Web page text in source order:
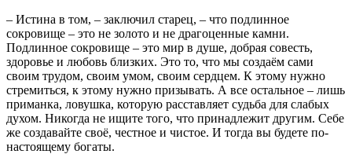
– Истина в том, – заключил старец, – что подлинное
сокровище – это не золото и не драгоценные камни.
Подлинное сокровище – это мир в душе, добрая совесть,
здоровье и любовь близких. Это то, что мы создаём сами
своим трудом, своим умом, своим сердцем. К этому нужно
стремиться, к этому нужно призывать. А все остальное – лишь
приманка, ловушка, которую расставляет судьба для слабых
духом. Никогда не ищите того, что принадлежит другим. Себе
же создавайте своё, честное и чистое. И тогда вы будете по-
настоящему богаты.